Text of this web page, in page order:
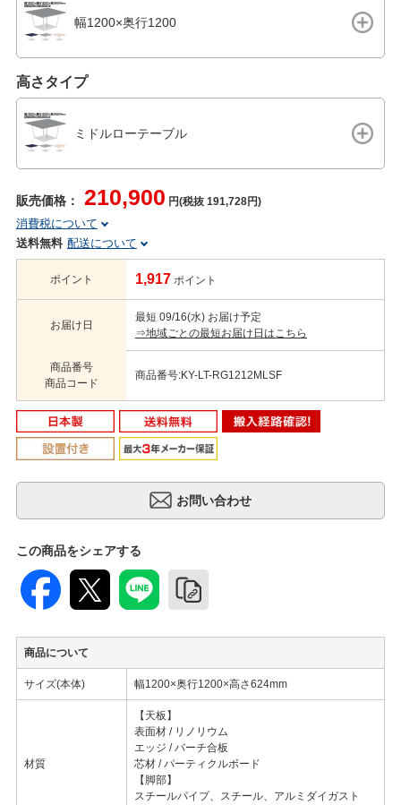
幅1200×奥行1200
高さタイプ
ミドルローテーブル
販売価格： 210,900 円(税抜 191,728円)
消費税について
送料無料 配送について
ポイント 1,917 ポイント
お届け日
最短 09/16(水) お届け予定
⇒地域ごとの最短お届け日はこちら
商品番号
商品コード
商品番号:KY-LT-RG1212MLSF
この商品をシェアする
商品について
サイズ(本体) 幅1200×奥行1200×高さ624mm
材質
【天板】
表面材 / リノリウム
エッジ / バーチ合板
芯材 / パーティクルボード
【脚部】
スチールパイプ、スチール、アルミダイガスト